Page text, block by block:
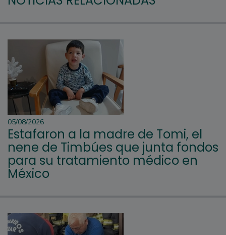
05/08/2026
Estafaron a la madre de Tomi, el
nene de Timbúes que junta fondos
para su tratamiento médico en
México